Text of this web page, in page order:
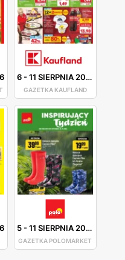
6-11 SIERPNIA 2026
GAZETKA KAUFLAND
5-11 SIERPNIA 2026
GAZETKA POLOMARKET